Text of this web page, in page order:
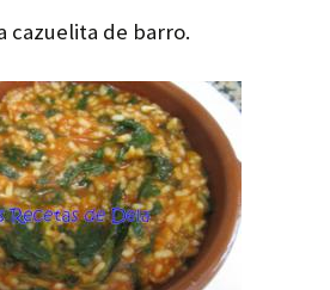
cazuelita de barro.